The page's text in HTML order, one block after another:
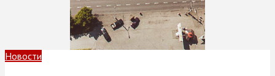
Новости